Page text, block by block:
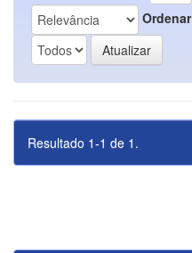
Ordenar
Resultado 1-1 de 1.